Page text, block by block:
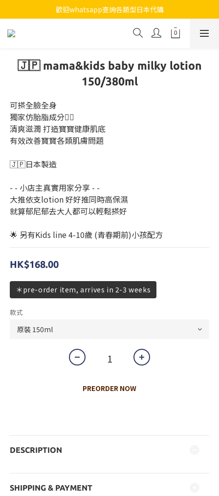
7月全店買滿$800免運費
歡迎whatsapp查詢各類型日本代購
7月全店買滿$800免運費
🇯🇵 mama&kids baby milky lotion
150/380ml
可搽全臉全身
獨家仿胎脂成分👍🏻
清爽滋潤 打造寶寶健康肌底
有效改善寶寶各類肌膚問題
🇯🇵日本製造
- - 小店主真實用家分享 - -
大推依支lotion 好好推同時高保濕
就算郁尼郁去大人都可以輕鬆搽好
🌟 另有Kids line 4-10歲 (青春期前)小孩配方
HK$168.00
＊pre-order item, arrives in 2-3 weeks
款式
PREORDER NOW
DESCRIPTION
SHIPPING & PAYMENT